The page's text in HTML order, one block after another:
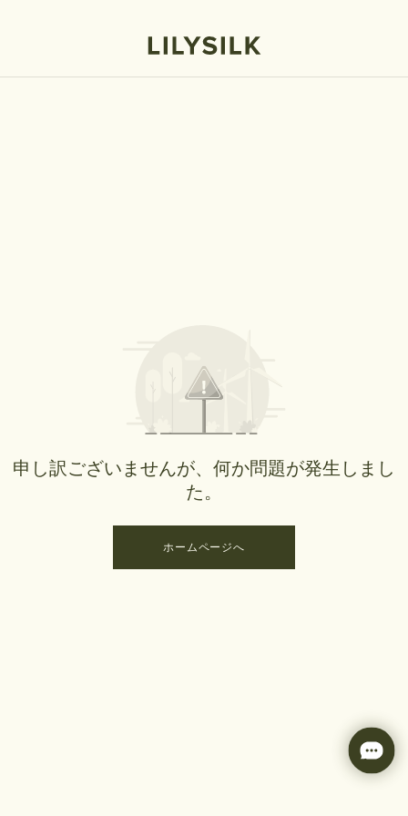
申し訳ございませんが、何か問題が発生しまし
た。
ホームページへ